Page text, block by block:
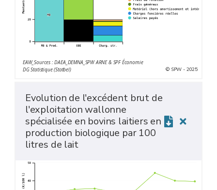
EAW_Sources : DAEA_DEMNA_SPW ARNE & SPF Économie
DG Statistique (Statbel)
© SPW - 2025
Evolution de l'excédent brut de
l'exploitation wallonne
spécialisée en bovins laitiers en
production biologique par 100
litres de lait